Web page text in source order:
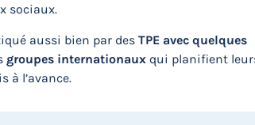
sociaux.
aussi bien par des TPE avec quelques
groupes internationauxqui planifient
à l’avance.